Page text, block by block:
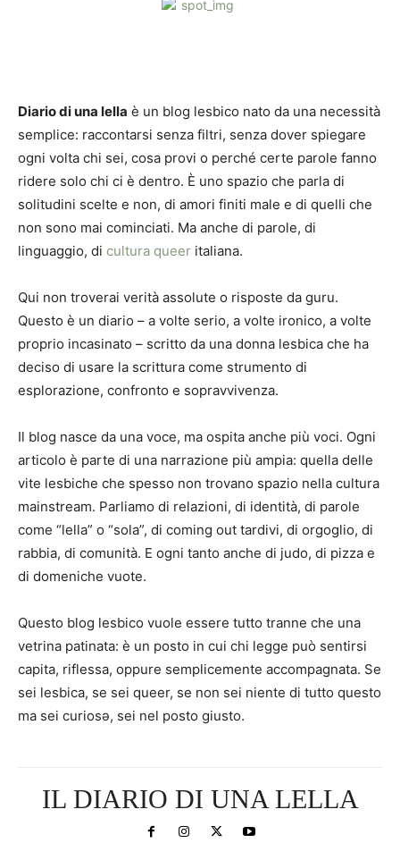
Diario di una lella è un blog lesbico nato da una necessità
semplice: raccontarsi senza filtri, senza dover spiegare
ogni volta chi sei, cosa provi o perché certe parole fanno
ridere solo chi ci è dentro. È uno spazio che parla di
solitudini scelte e non, di amori finiti male e di quelli che
non sono mai cominciati. Ma anche di parole, di
linguaggio, di cultura queer italiana.
Qui non troverai verità assolute o risposte da guru.
Questo è un diario – a volte serio, a volte ironico, a volte
proprio incasinato – scritto da una donna lesbica che ha
deciso di usare la scrittura come strumento di
esplorazione, confronto e sopravvivenza.
Il blog nasce da una voce, ma ospita anche più voci. Ogni
articolo è parte di una narrazione più ampia: quella delle
vite lesbiche che spesso non trovano spazio nella cultura
mainstream. Parliamo di relazioni, di identità, di parole
come “lella” o “sola”, di coming out tardivi, di orgoglio, di
rabbia, di comunità. E ogni tanto anche di judo, di pizza e
di domeniche vuote.
Questo blog lesbico vuole essere tutto tranne che una
vetrina patinata: è un posto in cui chi legge può sentirsi
capita, riflessa, oppure semplicemente accompagnata. Se
sei lesbica, se sei queer, se non sei niente di tutto questo
ma sei curiosə, sei nel posto giusto.
IL DIARIO DI UNA LELLA